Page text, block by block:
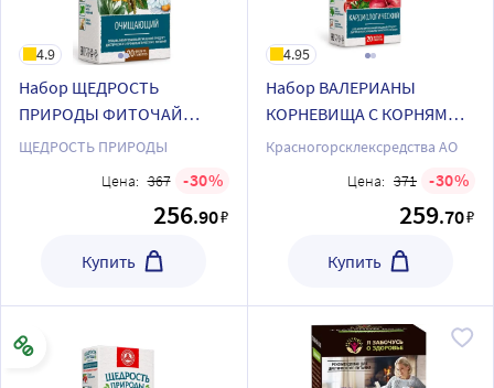
4.9
Набор ЩЕДРОСТЬ
ПРИРОДЫ ФИТОЧАЙ
ОЧИЩАЮЩИЙ фильтр-
ПРИРОДЫ ФИТОЧАЙ
УСПОКОИТЕЛЬНЫЙ
ЩЕДРОСТЬ ПРИРОДЫ
Цена: 367 30
256.90₽
Купить
4.95
Набор ВАЛЕРИАНЫ
КОРНЕВИЩА С КОРНЯМИ
фильтр-пакеты +
КАРДИОЛОГИЧЕСКИЙ
Красногорсклексредства АО
Цена: 371 30
259.70₽
Купить